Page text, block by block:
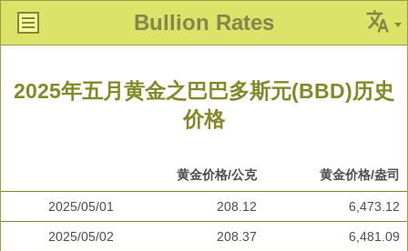
Bullion Rates
2025年五月黄金之巴巴多斯元(BBD)历史
价格
黄金价格/公克 黄金价格/盎司
2025/05/01 208.12 6,473.12
2025/05/02 208.37 6,481.09